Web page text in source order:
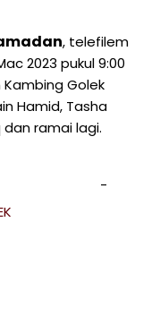
, telefilem
2023 pukul 9:00
Golek
Hamid, Tasha
dan ramai lagi.